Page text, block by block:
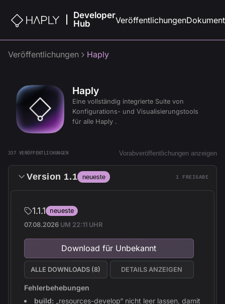
Developer
Hub
Veröffentlichungen
Veröffentlichungen Haply
Haply
Eine vollständig integrierte Suite von
Konfigurations- und Visualisierungstools
für alle Haply .
337 VERÖFFENTLICHUNGEN Vorabveröffentlichungen anzeigen
Version 1.1 neueste 1 FREIGABE
1.1.1
neueste
07.08.2026UM 22:11 UHR
Download für Unbekannt
ALLE DOWNLOADS (8) DETAILS ANZEIGEN
Fehlerbehebungen
build: „resources-develop“ nicht leer lassen, damit